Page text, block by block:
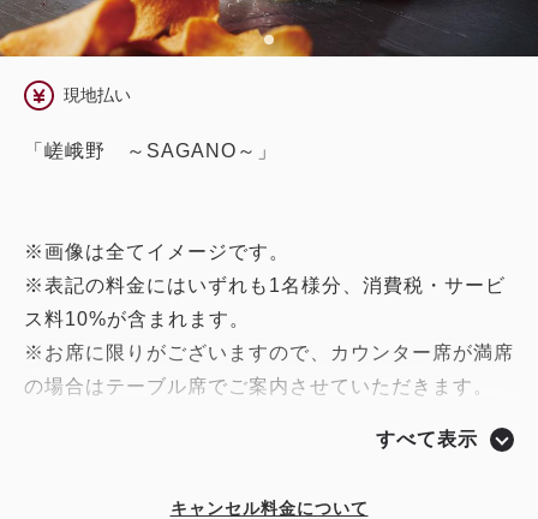
現地払い
「嵯峨野 ～SAGANO～」
※画像は全てイメージです。
※表記の料金にはいずれも1名様分、消費税・サービ
ス料10%が含まれます。
※お席に限りがございますので、カウンター席が満席
の場合はテーブル席でご案内させていただきます。
すべて表示
キャンセル料金について